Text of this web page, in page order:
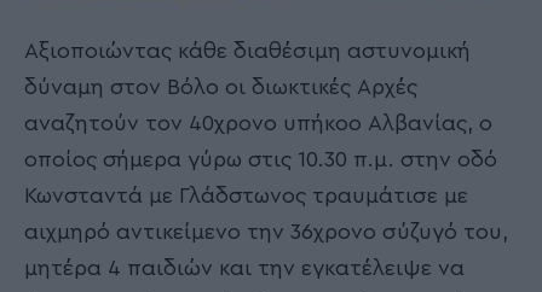
Αξιοποιώντας κάθε διαθέσιμη αστυνομική
δύναμη στον Βόλο οι διωκτικές Αρχές
αναζητούν τον 40χρονο υπήκοο Αλβανίας, ο
οποίος σήμερα γύρω στις 10.30 π.μ. στην οδό
Κωνσταντά με Γλάδστωνος τραυμάτισε με
αιχμηρό αντικείμενο την 36χρονο σύζυγό του,
μητέρα 4 παιδιών και την εγκατέλειψε να